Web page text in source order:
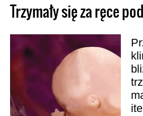
Trzymały się za ręce